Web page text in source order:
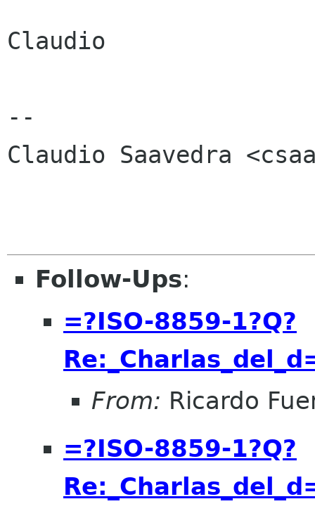
Claudio
--
Claudio Saavedra
Follow-Ups:
=?ISO-8859-1?Q?
From: Ricardo
=?ISO-8859-1?Q?